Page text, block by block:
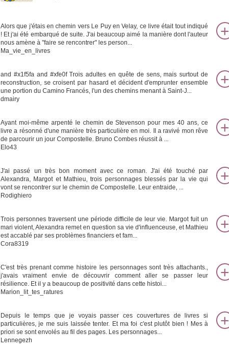
Alors que j'étais en chemin vers Le Puy en Velay, ce livre était tout indiqué
! Et j'ai été embarqué de suite. J'ai beaucoup aimé la manière dont l'auteur
nous amène à "faire se rencontrer" les person...
Ma_vie_en_livres
and #x1f5fa and #xfe0f Trois adultes en quête de sens, mais surtout de
reconstruction, se croisent par hasard et décident d'emprunter ensemble
une portion du Camino Francés, l'un des chemins menant à Saint-J...
dmairy
Ayant moi-même arpenté le chemin de Stevenson pour mes 40 ans, ce
livre a résonné d'une manière très particulière en moi. Il a ravivé mon rêve
de parcourir un jour Compostelle. Bruno Combes réussit à ...
Elo43
J'ai passé un très bon moment avec ce roman. J'ai été touché par
Alexandra, Margot et Mathieu, trois personnages blessés par la vie qui
vont se rencontrer sur le chemin de Compostelle. Leur entraide, ...
Rodighiero
Trois personnes traversent une période difficile de leur vie. Margot fuit un
mari violent, Alexandra remet en question sa vie d'influenceuse, et Mathieu
est accablé par ses problèmes financiers et fam...
Cora8319
C'est très prenant comme histoire les personnages sont très attachants.,
j'avais vraiment envie de découvrir comment aller se passer leur
résilience. Et il y a beaucoup de positivité dans cette histoi...
Marion_lit_tes_ratures
Depuis le temps que je voyais passer ces couvertures de livres si
particulières, je me suis laissée tenter. Et ma foi c'est plutôt bien ! Mes à
priori se sont envolés au fil des pages. Les personnages...
Lennegezh